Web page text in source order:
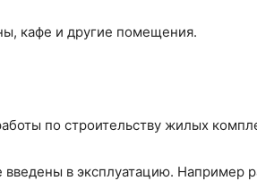
кафе и другие помещения.
по строительству жилых
в эксплуатацию. Например